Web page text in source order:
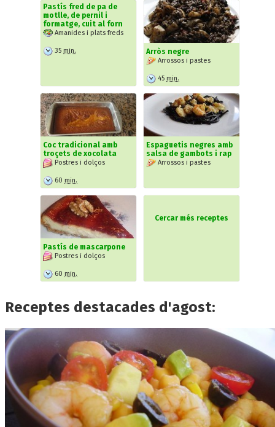
Pastís fred de pa de
motlle, de pernil i
formatge, cuit al forn
Amanides i plats freds
35 min. Arròs negre
Arrossos i pastes
45 min.
Coc tradicional amb
troçets de xocolata
Postres i dolços
60 min.
Espaguetis negres amb
salsa de gambots i rap
Arrossos i pastes
Pastís de mascarpone
Postres i dolços
60 min.
Cercar més receptes
Receptes destacades d'agost: